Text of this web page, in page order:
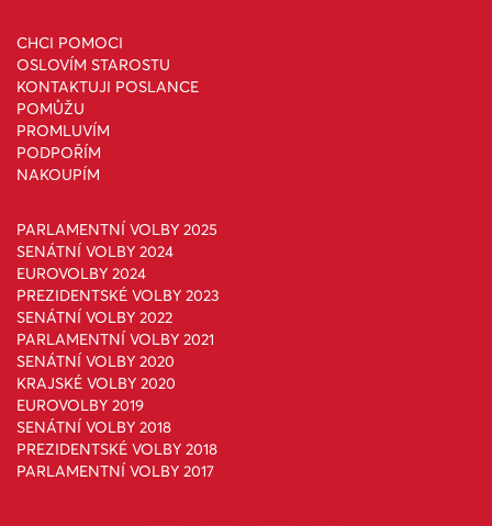
CHCI POMOCI
OSLOVÍM STAROSTU
KONTAKTUJI POSLANCE
POMŮŽU
PROMLUVÍM
PODPOŘÍM
NAKOUPÍM
PARLAMENTNÍ VOLBY 2025
SENÁTNÍ VOLBY 2024
EUROVOLBY 2024
PREZIDENTSKÉ VOLBY 2023
SENÁTNÍ VOLBY 2022
PARLAMENTNÍ VOLBY 2021
SENÁTNÍ VOLBY 2020
KRAJSKÉ VOLBY 2020
EUROVOLBY 2019
SENÁTNÍ VOLBY 2018
PREZIDENTSKÉ VOLBY 2018
PARLAMENTNÍ VOLBY 2017